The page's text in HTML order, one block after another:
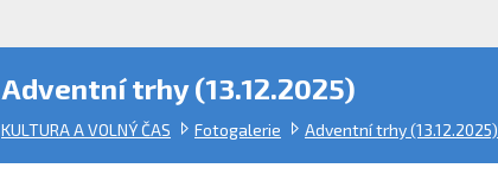
Adventní trhy (13.12.2025)
KULTURA A VOLNÝ ČAS Fotogalerie Adventní trhy (13.12.2025)